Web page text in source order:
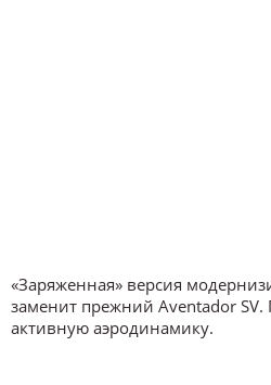
«Заряженная» версия
заменит прежний Aventador
активную аэродинамику.